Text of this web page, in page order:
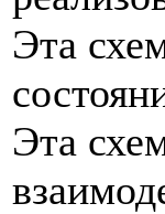
Эта
Эта